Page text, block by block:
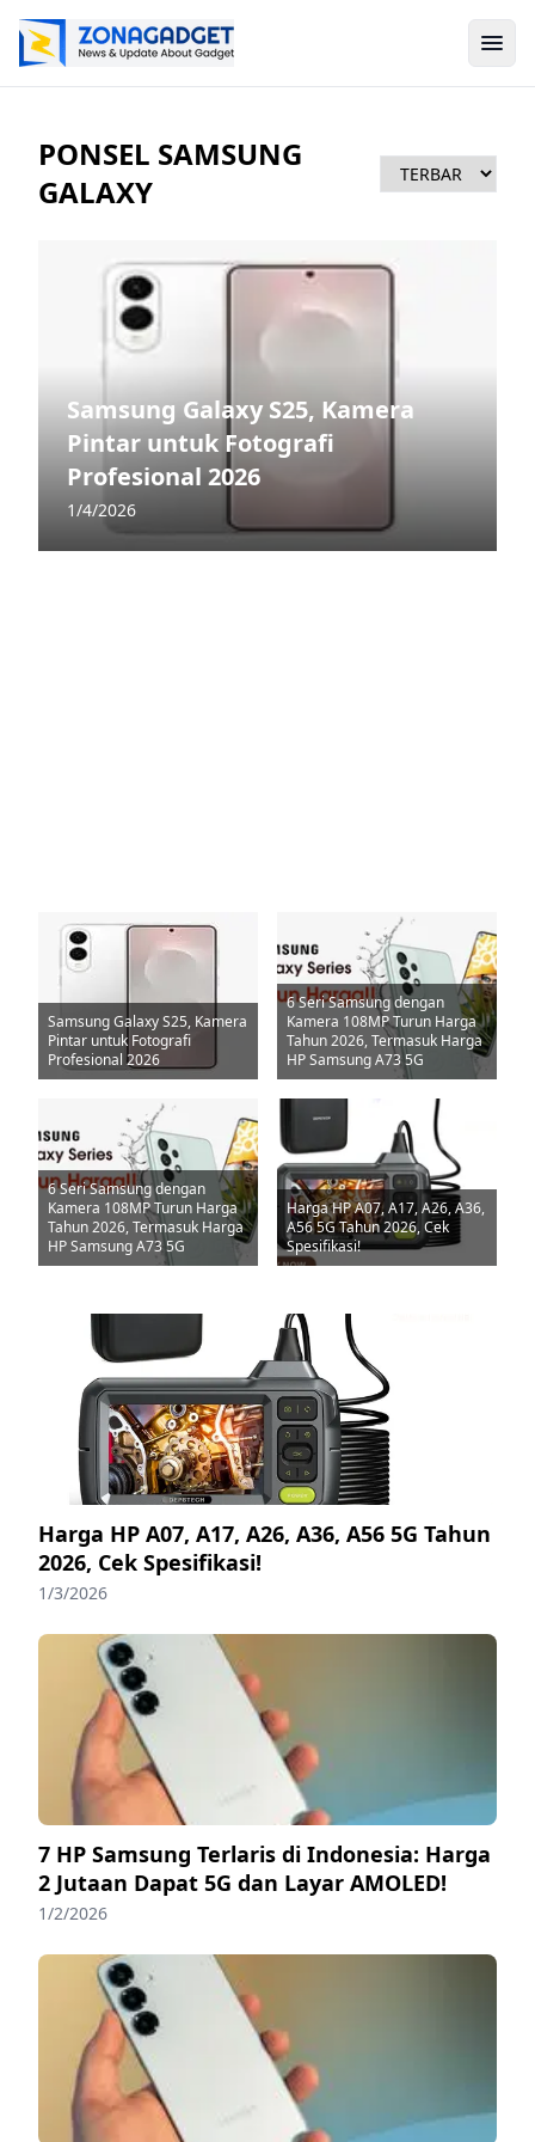
PONSEL SAMSUNG
GALAXY
Samsung Galaxy S25, Kamera
Pintar untuk Fotografi
Profesional 2026
1/4/2026
Samsung Galaxy S25, Kamera
Pintar untuk Fotografi
Profesional 2026
6 Seri Samsung dengan
Kamera 108MP Turun Harga
Tahun 2026, Termasuk Harga
HP Samsung A73 5G
6 Seri Samsung dengan
Kamera 108MP Turun Harga
Tahun 2026, Termasuk Harga
HP Samsung A73 5G
Harga HP A07, A17, A26, A36,
A56 5G Tahun 2026, Cek
Spesifikasi!
Harga HP A07, A17, A26, A36, A56 5G Tahun
2026, Cek Spesifikasi!
1/3/2026
7 HP Samsung Terlaris di Indonesia: Harga
2 Jutaan Dapat 5G dan Layar AMOLED!
1/2/2026